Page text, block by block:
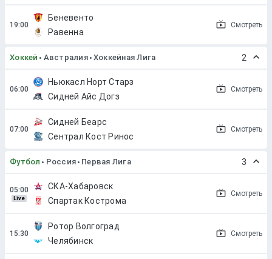
Беневенто
Равенна
Смотреть
Хоккей Австралия Хоккейная Лига 2
Ньюкасл Норт Старз
Сидней Айс Догз
Смотреть
Сидней Беарс
Сентрал Кост Ринос
Смотреть
Футбол Россия Первая Лига 3
Live
СКА-Хабаровск
Спартак Кострома
Смотреть
Ротор Волгоград
Челябинск
Смотреть